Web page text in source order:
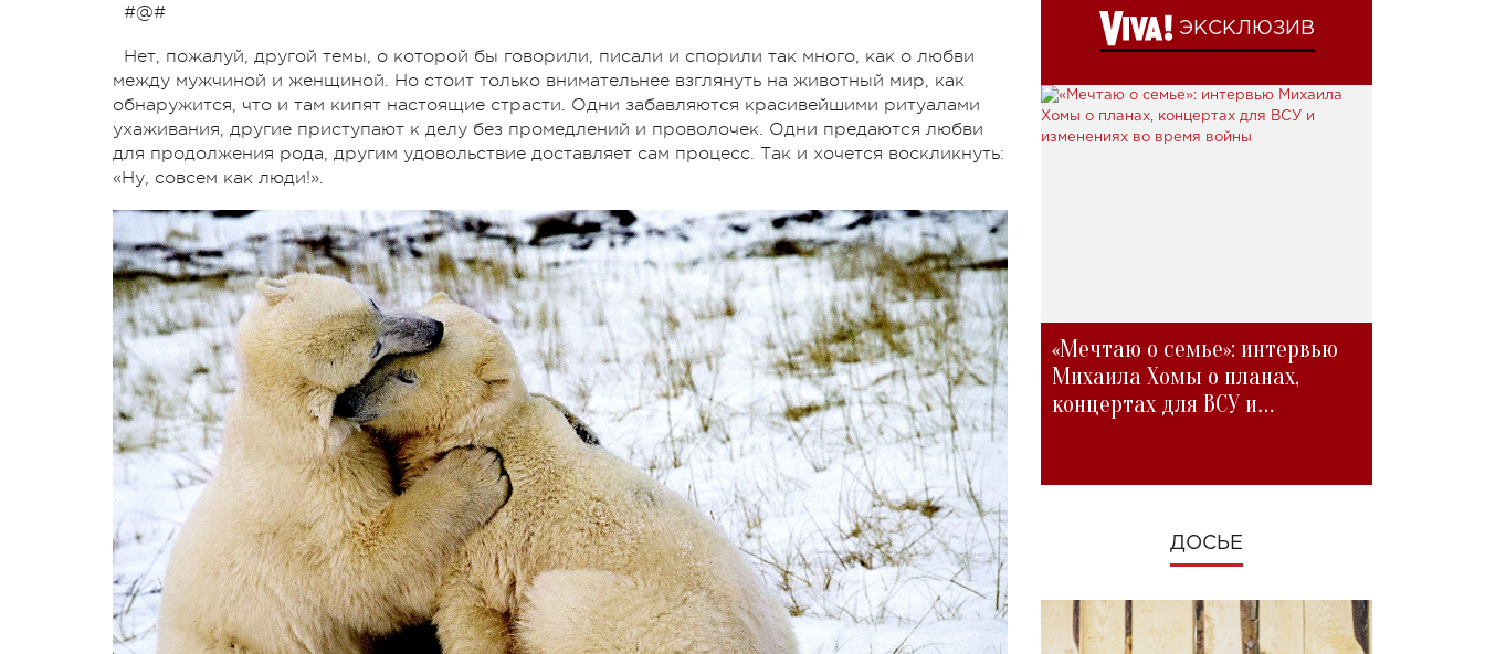
#@#
Нет, пожалуй, другой темы, о которой бы говорили, писали и спорили так много, как о любви
между мужчиной и женщиной. Но стоит только внимательнее взглянуть на животный мир, как
обнаружится, что и там кипят настоящие страсти. Одни забавляются красивейшими ритуалами
ухаживания, другие приступают к делу без промедлений и проволочек. Одни предаются любви
для продолжения рода, другим удовольствие доставляет сам процесс. Так и хочется воскликнуть:
«Ну, совсем как люди!».
ЭКСКЛЮЗИВ
«Мечтаю о семье»: интервью
Михаила Хомы о планах,
концертах для ВСУ и
ДОСЬЕ